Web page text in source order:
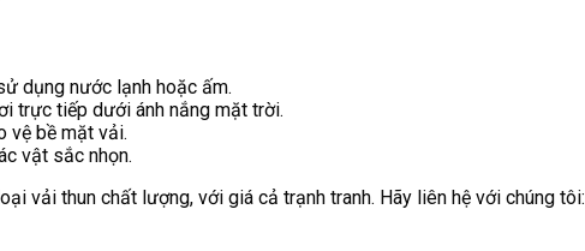
dụng nước lạnh hoặc ấm.
trực tiếp dưới ánh nắng mặt trời.
vệ bề mặt vải.
vật sắc nhọn.
vải thun chất lượng, với giá cả trạnh tranh. Hãy liên hệ với chúng tôi: